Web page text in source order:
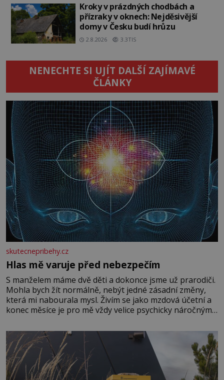
Kroky v prázdných chodbách a
přízraky v oknech: Nejděsivější
domy v Česku budí hrůzu
2.8.2026 3.3TIS
NENECHTE SI UJÍT DALŠÍ ZAJÍMAVÉ
ČLÁNKY
skutecnepribehy.cz
Hlas mě varuje před nebezpečím
S manželem máme dvě děti a dokonce jsme už prarodiči.
Mohla bych žít normálně, nebýt jedné zásadní změny,
která mi nabourala mysl. Živím se jako mzdová účetní a
konec měsíce je pro mě vždy velice psychicky náročným
dál častěji volá o pomoc, co se hlídání týče. Dalo by se